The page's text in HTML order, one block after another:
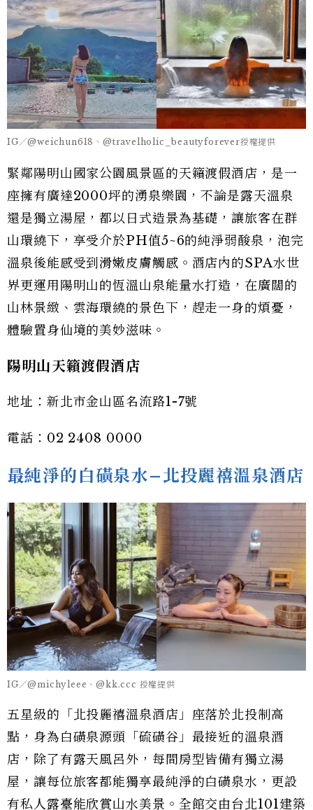
IG／@weichun618、@travelholic_beautyforever授權提供
緊鄰陽明山國家公園風景區的天籟渡假酒店，是一
座擁有廣達2000坪的湧泉樂園，不論是露天溫泉
還是獨立湯屋，都以日式造景為基礎，讓旅客在群
山環繞下，享受介於PH值5~6的純淨弱酸泉，泡完
溫泉後能感受到滑嫩皮膚觸感。酒店內的SPA水世
界更運用陽明山的恆溫山泉能量水打造，在廣闊的
山林景緻、雲海環繞的景色下，趕走一身的煩憂，
體驗置身仙境的美妙滋味。
陽明山天籟渡假酒店
地址：新北市金山區名流路1-7號
電話：02 2408 0000
最純淨的白磺泉水–北投麗禧溫泉酒店
IG／@michyleee、@kk.ccc 授權提供
五星級的「北投麗禧溫泉酒店」座落於北投制高
點，身為白磺泉源頭「硫磺谷」最接近的溫泉酒
店，除了有露天風呂外，每間房型皆備有獨立湯
屋，讓每位旅客都能獨享最純淨的白磺泉水，更設
有私人露臺能欣賞山水美景。全館交由台北101建築